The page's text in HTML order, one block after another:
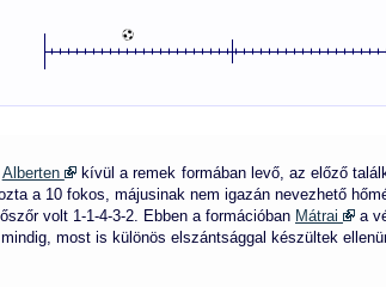
Alberten kívül a remek formában levő, az előző
a 10 fokos, májusinak nem igazán nevezhető
volt 1-1-4-3-2. Ebben a formációban Mátrai
a
most is különös elszántsággal készültek